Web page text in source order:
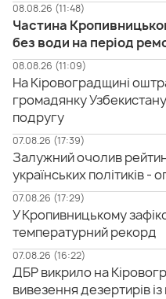
08.08.26 (11:48)
Частина
без води на період
08.08.26 (11:09)
На Кіровоградщині
громадянку Узбекистану
подругу
07.08.26 (17:39)
Залужний очолив
українських політиків -
07.08.26 (17:29)
У Кропивницькому
температурний рекорд
07.08.26 (16:22)
ДБР викрило на
вивезення дезертирів